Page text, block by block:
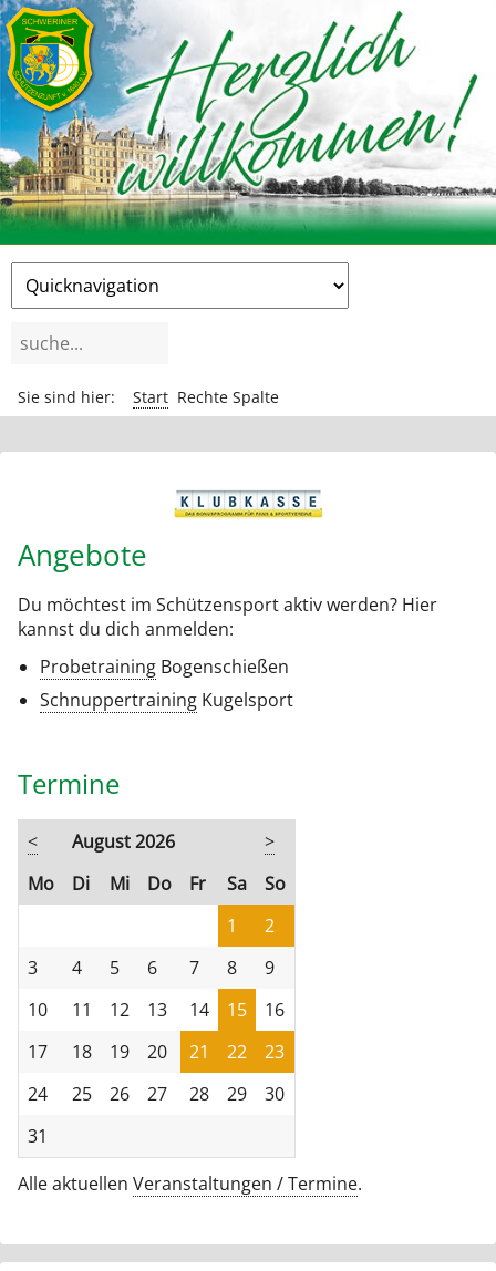
Zielseite
Suchbegriffe
Sie sind hier: Start Rechte Spalte
Angebote
Du möchtest im Schützensport aktiv werden? Hier
kannst du dich anmelden:
Probetraining Bogenschießen
Schnuppertraining Kugelsport
Termine
< August 2026
>
Montag
Dienstag
Mittwoch
Donnerstag
Freitag
Samstag
Sonntag
1
2
3
4 5 6 7 8
9
10
11 12 13 14 15
16
17
18 19 20 21 22
23
24
25 26 27 28 29
30
31
Alle aktuellen Veranstaltungen / Termine.